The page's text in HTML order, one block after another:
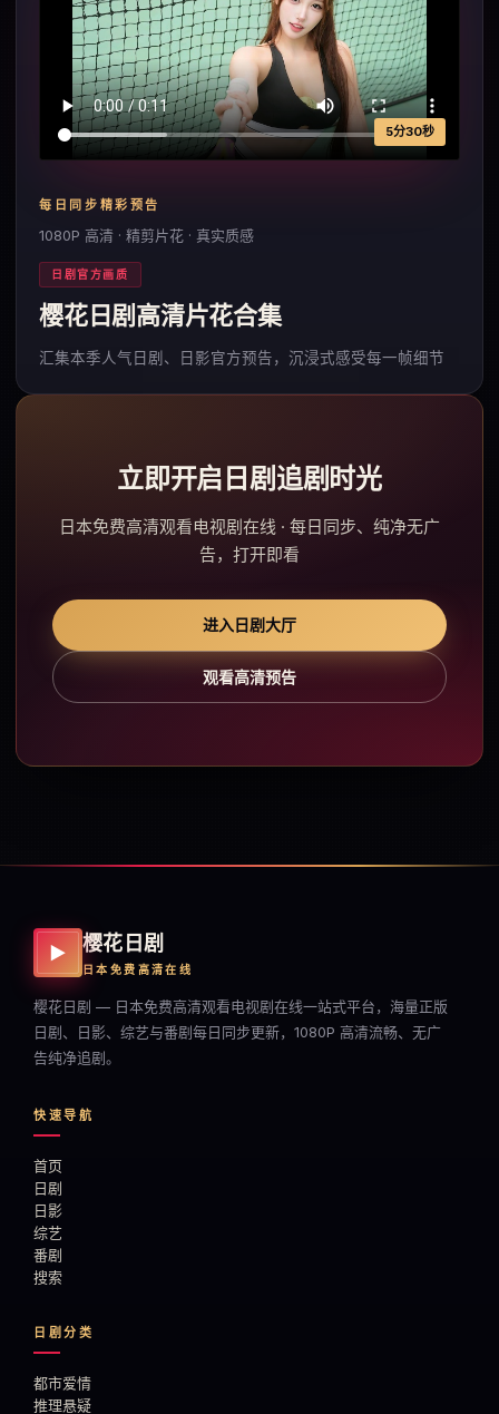
5分30秒
每日同步精彩预告
1080P 高清 · 精剪片花 · 真实质感
日剧官方画质
樱花日剧高清片花合集
汇集本季人气日剧、日影官方预告，沉浸式感受每一帧细节
立即开启日剧追剧时光
日本免费高清观看电视剧在线 · 每日同步、纯净无广
告，打开即看
进入日剧大厅
观看高清预告
▶ 樱花日剧
日本免费高清在线
樱花日剧 — 日本免费高清观看电视剧在线一站式平台，海量正版
日剧、日影、综艺与番剧每日同步更新，1080P 高清流畅、无广
告纯净追剧。
快速导航
首页
日剧
日影
综艺
番剧
搜索
日剧分类
都市爱情
推理悬疑